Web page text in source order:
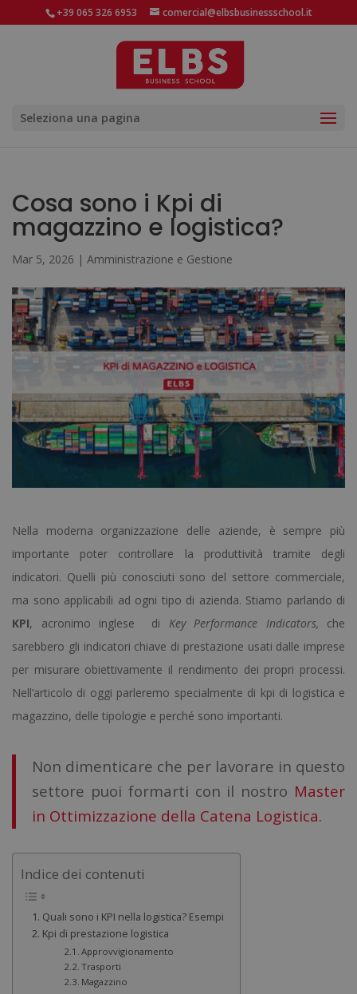
+39 065 326 6953 comercial@elbsbusinessschool.it
Seleziona una pagina
Cosa sono i Kpi di
magazzino e logistica?
Mar 5, 2026 | Amministrazione e Gestione
Nella moderna organizzazione delle aziende, è sempre più
importante poter controllare la produttività tramite degli
indicatori. Quelli più conosciuti sono del settore commerciale,
ma sono applicabili ad ogni tipo di azienda. Stiamo parlando di
KPI, acronimo inglese di Key Performance Indicators, che
sarebbero gli indicatori chiave di prestazione usati dalle imprese
per misurare obiettivamente il rendimento dei propri processi.
Nell’articolo di oggi parleremo specialmente di kpi di logistica e
magazzino, delle tipologie e perché sono importanti.
Non dimenticare che per lavorare in questo
settore puoi formarti con il nostro Master
in Ottimizzazione della Catena Logistica.
Indice dei contenuti
Quali sono i KPI nella logistica? Esempi
Kpi di prestazione logistica
Approvvigionamento
Trasporti
Magazzino